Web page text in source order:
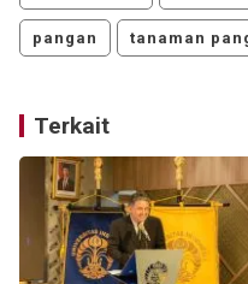
pangan tanaman
Terkait